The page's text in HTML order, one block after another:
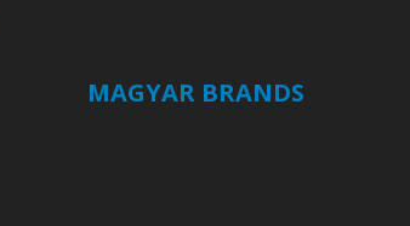
MAGYAR BRANDS